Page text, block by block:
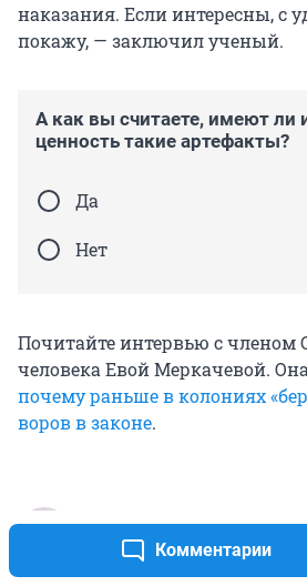
Комментарии
наказания. Если интересны, с
покажу, — заключил ученый.
А как вы считаете, имеют ли
ценность такие артефакты?
Да
Нет
Почитайте интервью с членом
человека Евой Меркачевой.
почему раньше в колониях
воров в законе.
корреспондент E1.RU